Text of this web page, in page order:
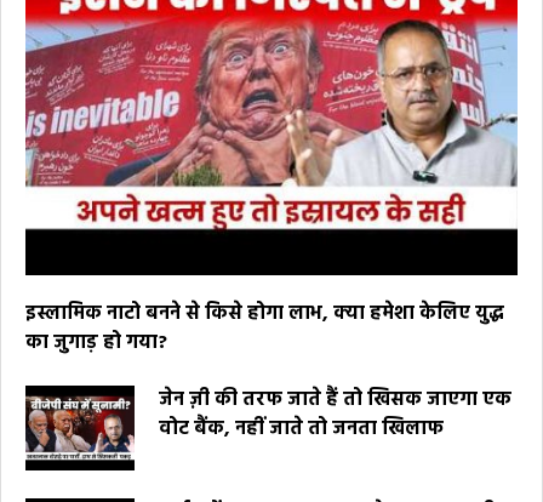
इस्लामिक नाटो बनने से किसे होगा लाभ, क्या हमेशा केलिए युद्ध
का जुगाड़ हो गया?
जेन ज़ी की तरफ जाते हैं तो खिसक जाएगा एक
वोट बैंक, नहीं जाते तो जनता खिलाफ